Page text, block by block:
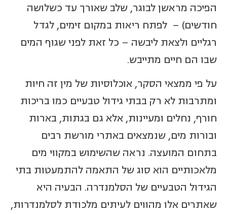
הפיכה מראשן לבוגר, שלב שאורך עד כשלושה
חודשים) – לפתח ריאות במקום זימים, לגדל
רגליים ולצאת ליבשה – כל זאת לפני שגוף המים
שבו הם חיים מתייבש.
על פי ממצאי הסקר, אוכלוסיות של מין זה חיות
ומתרבות לא רק בבתי גידול טבעיים כמו בריכות
חורף, נחלים ומעיינות, אלא גם בגתות, בארות
ובורות מים, שנמצאים באתרי מורשת רבים
בתחום המועצה. נראה שהשימוש במקווי מים
מלאכותיים הוא סוג של התאמה להתמעטות בתי
הגידול הטבעיים של הסלמנדרה. הבעיה היא
שאתרים אלו מהווים לעיתים מלכודת לסלמנדרות,